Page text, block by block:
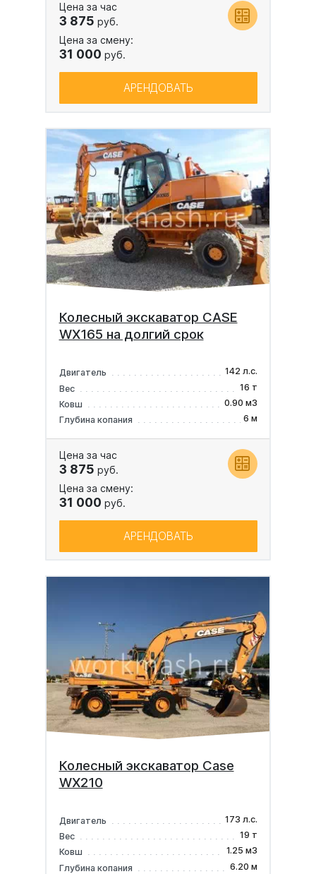
Цена за час
3 875 руб.
Цена за смену:
31 000 руб.
АРЕНДОВАТЬ
Колесный экскаватор CASE
WX165 на долгий срок
Двигатель
142 л.с.
Вес
16 т
Ковш
0.90 м3
Глубина копания
6 м
Цена за час
3 875 руб.
Цена за смену:
31 000 руб.
АРЕНДОВАТЬ
Колесный экскаватор Case
WX210
Двигатель
173 л.с.
Вес
19 т
Ковш
1.25 м3
Глубина копания
6.20 м